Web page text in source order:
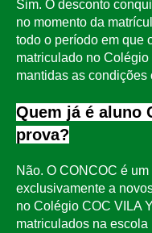
Sim. O desconto
no momento da
todo o período em que
matriculado no
mantidas as condições
Quem já é aluno
prova?
Não. O CONCOC é
exclusivamente a
no Colégio COC VILA
matriculados na